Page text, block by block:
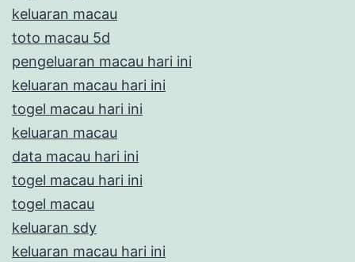
keluaran macau
toto macau 5d
pengeluaran macau hari ini
keluaran macau hari ini
togel macau hari ini
keluaran macau
data macau hari ini
togel macau hari ini
togel macau
keluaran sdy
keluaran macau hari ini